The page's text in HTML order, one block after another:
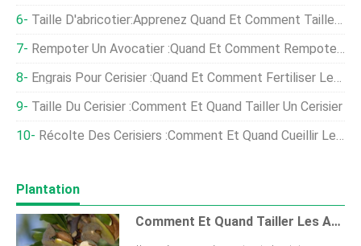
Taille D'abricotier:Apprenez Quand Et Comment Tailler Un Abricotier
Rempoter Un Avocatier :quand Et Comment Rempoter Un Avocatier
Engrais Pour Cerisier :quand Et Comment Fertiliser Les Cerisiers
Taille Du Cerisier :comment Et Quand Tailler Un Cerisier
Récolte Des Cerisiers :comment Et Quand Cueillir Les Cerises
Plantation
Comment Et Quand Tailler Les Amandiers